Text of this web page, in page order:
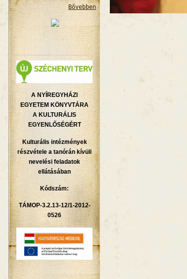
Bővebben
A NYÍREGYHÁZI
EGYETEM KÖNYVTÁRA
A KULTURÁLIS
EGYENLŐSÉGÉRT
Kulturális intézmények
részvétele a tanórán kívüli
nevelési feladatok
ellátásában
Kódszám:
TÁMOP-3.2.13-12/1-2012-
0526